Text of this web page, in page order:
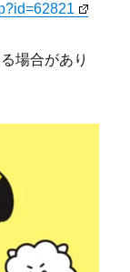
場合があり